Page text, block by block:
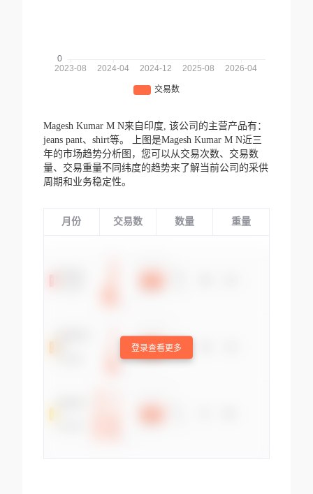
Magesh Kumar M N来自印度, 该公司的主营产品有：
jeans pant、shirt等。
上图是Magesh Kumar M N近三
年的市场趋势分析图，您可以从交易次数、交易数
量、交易重量不同纬度的趋势来了解当前公司的采供
周期和业务稳定性。
月份 交易数 数量 重量
登录查看更多